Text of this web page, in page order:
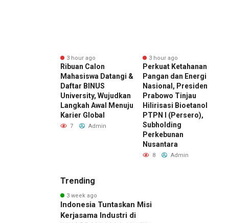
3 hour ago
Ribuan Calon
Mahasiswa Datangi &
Daftar BINUS
University, Wujudkan
Langkah Awal Menuju
Karier Global
7 Admin
3 hour ago
Perkuat Ketahanan
Pangan dan Energi
Nasional, Presiden
Prabowo Tinjau
Hilirisasi Bioetanol
PTPN I (Persero),
Subholding
Perkebunan
Nusantara
8 Admin
Trending
3 week ago
Indonesia Tuntaskan Misi
Kerjasama Industri di